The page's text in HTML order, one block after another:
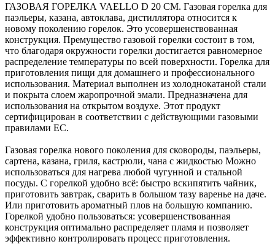
ГАЗОВАЯ ГОРЕЛКА VAELLO D 20 СМ. Газовая горелка для
паэльеры, казана, автоклава, дистиллятора относится к
новому поколению горелок. Это усовершенствованная
конструкция. Премущество газовой горелки состоит в том,
что благодаря окружности горелки достигается равномерное
распределение температуры по всей поверхности. Горелка для
приготовления пищи для домашнего и профессионального
использования. Материал выполнен из холоднокатаной стали
и покрыта слоем жаропрочной эмали. Предназначена для
использования на открытом воздухе. Этот продукт
сертифицирован в соответствии с действующими газовыми
правилами ЕС.
Газовая горелка нового поколения для сковороды, паэльеры,
сартена, казана, гриля, кастрюли, чана с жидкостью Можно
использоваться для нагрева любой чугунной и стальной
посуды. С горелкой удобно всё: быстро вскипятить чайник,
приготовить завтрак, сварить в большом тазу варенье на даче.
Или приготовить ароматный плов на большую компанию.
Горелкой удобно пользоваться: усовершенствованная
конструкция оптимально распределяет пламя и позволяет
эффективно контролировать процесс приготовления.